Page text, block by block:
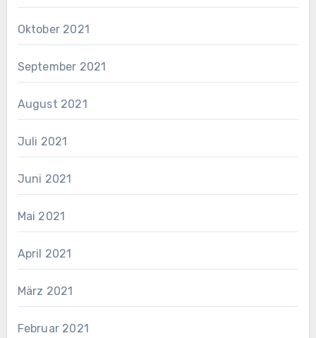
Oktober 2021
September 2021
August 2021
Juli 2021
Juni 2021
Mai 2021
April 2021
März 2021
Februar 2021